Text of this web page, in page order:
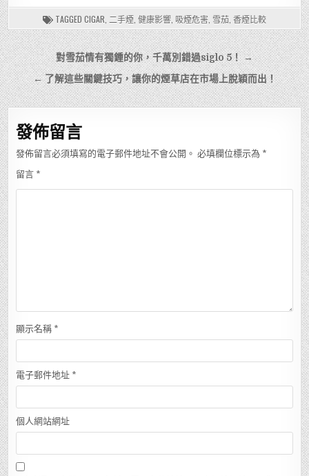
TAGGED CIGAR 二手煙 健康影響 吸煙危害 雪茄 香煙比較
文
章
導
覽
對雪茄情有獨鍾的你，千萬別錯過siglo 5！ →
← 了解這些關鍵技巧，讓你的煙草店在市場上脫穎而出！
發佈留言
發佈留言必須填寫的電子郵件地址不會公開。 必填欄位標示為 *
留言 *
顯示名稱 *
電子郵件地址 *
個人網站網址